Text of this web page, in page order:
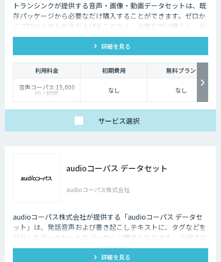
トランシンクが提供する音声・画像・動画データセットは、既
存パッケージから必要なだけ購入することができます。ゼロか
らプロジェクトを立ち上げることなく、必要なだけ購入し、AI
モデルの開発ができます。
詳細を見る
利用料金 初期費用
無料プラン
音声コーパス:15,000
円 / 時間
人物写真画像収集:300
なし なし
サービス選択
audioコーパス データセット
audioコーパス株式会社
audioコーパス株式会社が提供する「audioコーパス データセ
ット」は、発話音声および書き起こしテキストに、タグなどを
付与したデータセットのパッケージ商品となります。 お好きな
発話カテゴリよりお買い求めいただけます。
詳細を見る